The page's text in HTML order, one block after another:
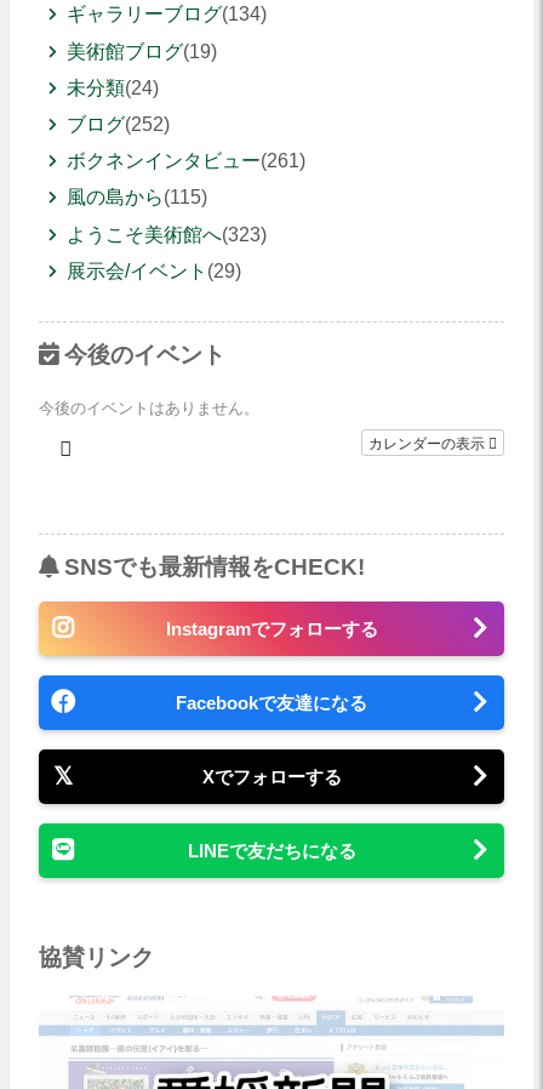
ギャラリーブログ(134)
美術館ブログ(19)
未分類(24)
ブログ(252)
ボクネンインタビュー(261)
風の島から(115)
ようこそ美術館へ(323)
展示会/イベント (29)
今後のイベント
今後のイベントはありません。
カレンダーの表示
SNSでも最新情報をCHECK!
Instagramでフォローする
Facebookで友達になる
Xでフォローする
LINEで友だちになる
協賛リンク